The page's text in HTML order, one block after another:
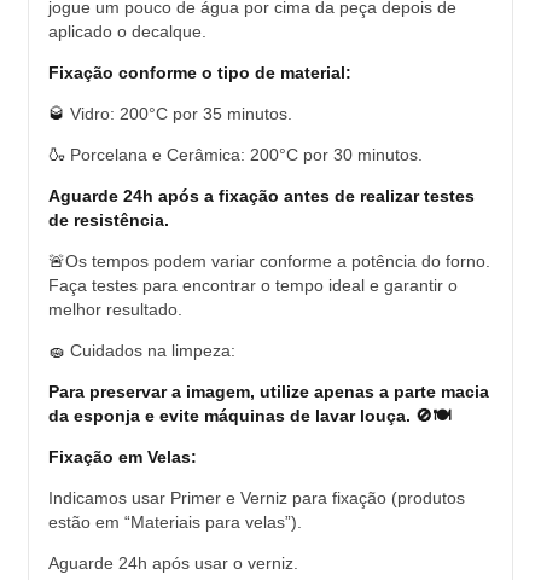
jogue um pouco de água por cima da peça depois de
aplicado o decalque.
Fixação conforme o tipo de material:
🥃 Vidro: 200°C por 35 minutos.
🍶 Porcelana e Cerâmica: 200°C por 30 minutos.
Aguarde 24h após a fixação antes de realizar testes
de resistência.
🚨Os tempos podem variar conforme a potência do forno.
Faça testes para encontrar o tempo ideal e garantir o
melhor resultado.
🧽 Cuidados na limpeza:
Para preservar a imagem, utilize apenas a parte macia
da esponja e evite máquinas de lavar louça. 🚫🍽️
Fixação em Velas:
Indicamos usar Primer e Verniz para fixação (produtos
estão em “Materiais para velas”).
Aguarde 24h após usar o verniz.